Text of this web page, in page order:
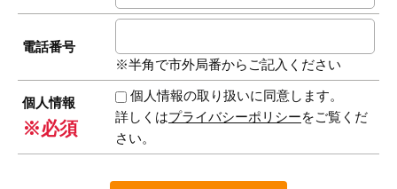
電話番号
※半角で市外局番からご記入ください
個人情報
※必須
個人情報の取り扱いに同意します。
詳しくはプライバシーポリシーをご覧くだ
さい。